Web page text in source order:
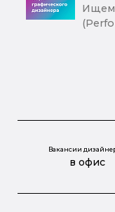
Ищем
Вакансии
в офис